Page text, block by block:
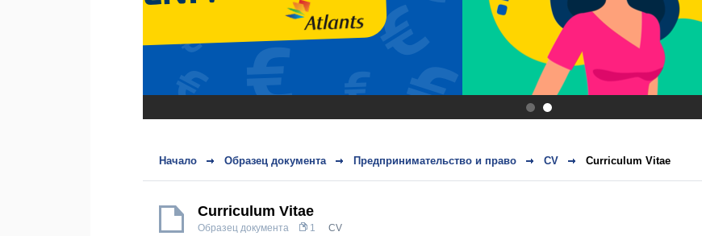
.
Начало Образец документа Предпринимательство и право CV Curriculum Vitae
Curriculum Vitae
Образец документа 1 CV